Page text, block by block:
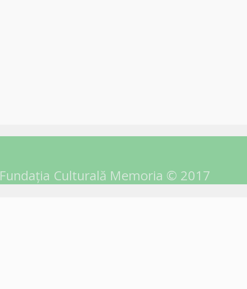
Fundația Culturală Memoria © 2017